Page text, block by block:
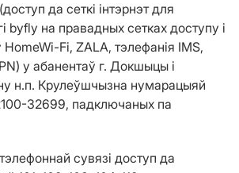
да сеткі інтэрнэт для
byfly на правадных сетках доступу і
Fi, ZALA, тэлефанія IMS,
у абанентаў г. Докшыцы i
н.п. Крулеўшчызна нумарацыяй
32699, падключаных па
сувязі доступ да